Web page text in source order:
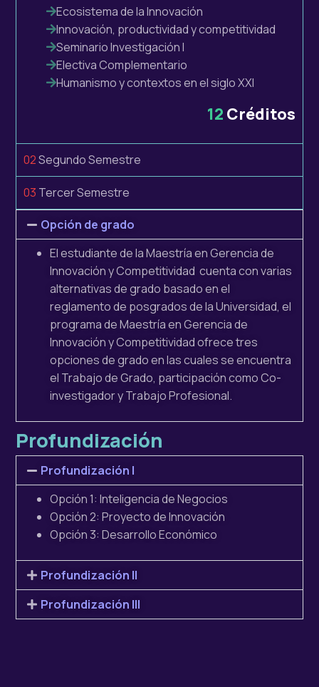
Ecosistema de la Innovación
Innovación, productividad y competitividad
Seminario Investigación I
Electiva Complementario
Humanismo y contextos en el siglo XXI
12 Créditos
02Segundo Semestre
03 Tercer Semestre
Opción de grado
El estudiante de laMaestría en Gerencia de
Innovación y Competitividad cuenta con varias
alternativas de grado basado en el
reglamento de posgrados de la Universidad, el
programa deMaestría en Gerencia de
Innovación y Competitividadofrecetres
opciones de grado en las cuales se encuentra
el Trabajo de Grado, participación comoCo-
investigadory Trabajo Profesional.
Profundización
Profundización I
Opción 1: Inteligencia de Negocios
Opción 2: Proyecto de Innovación
Opción 3: Desarrollo Económico
Profundización II
Profundización III